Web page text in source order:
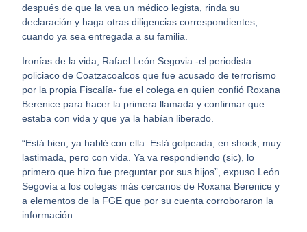
después de que la vea un médico legista, rinda su
declaración y haga otras diligencias correspondientes,
cuando ya sea entregada a su familia.
Ironías de la vida, Rafael León Segovia -el periodista
policiaco de Coatzacoalcos que fue acusado de terrorismo
por la propia Fiscalía- fue el colega en quien confió Roxana
Berenice para hacer la primera llamada y confirmar que
estaba con vida y que ya la habían liberado.
“Está bien, ya hablé con ella. Está golpeada, en shock, muy
lastimada, pero con vida. Ya va respondiendo (sic), lo
primero que hizo fue preguntar por sus hijos”, expuso León
Segovía a los colegas más cercanos de Roxana Berenice y
a elementos de la FGE que por su cuenta corroboraron la
información.